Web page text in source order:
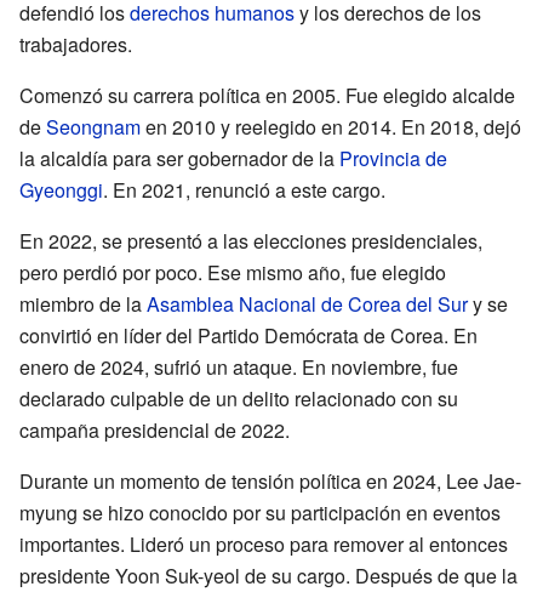
defendió losderechos humanosy los derechos de los
trabajadores.
Comenzó su carrera política en 2005. Fue elegido alcalde
deSeongnamen 2010 y reelegido en 2014. En 2018, dejó
la alcaldía para ser gobernador de la Provincia de
Gyeonggi. En 2021, renunció a este cargo.
En 2022, se presentó a las elecciones presidenciales,
pero perdió por poco. Ese mismo año, fue elegido
miembro de laAsamblea Nacional de Corea del Sury se
convirtió en líder del Partido Demócrata de Corea. En
enero de 2024, sufrió un ataque. En noviembre, fue
declarado culpable de un delito relacionado con su
campaña presidencial de 2022.
Durante un momento de tensión política en 2024, Lee Jae-
myung se hizo conocido por su participación en eventos
importantes. Lideró un proceso para remover al entonces
presidente Yoon Suk-yeol de su cargo. Después de que la